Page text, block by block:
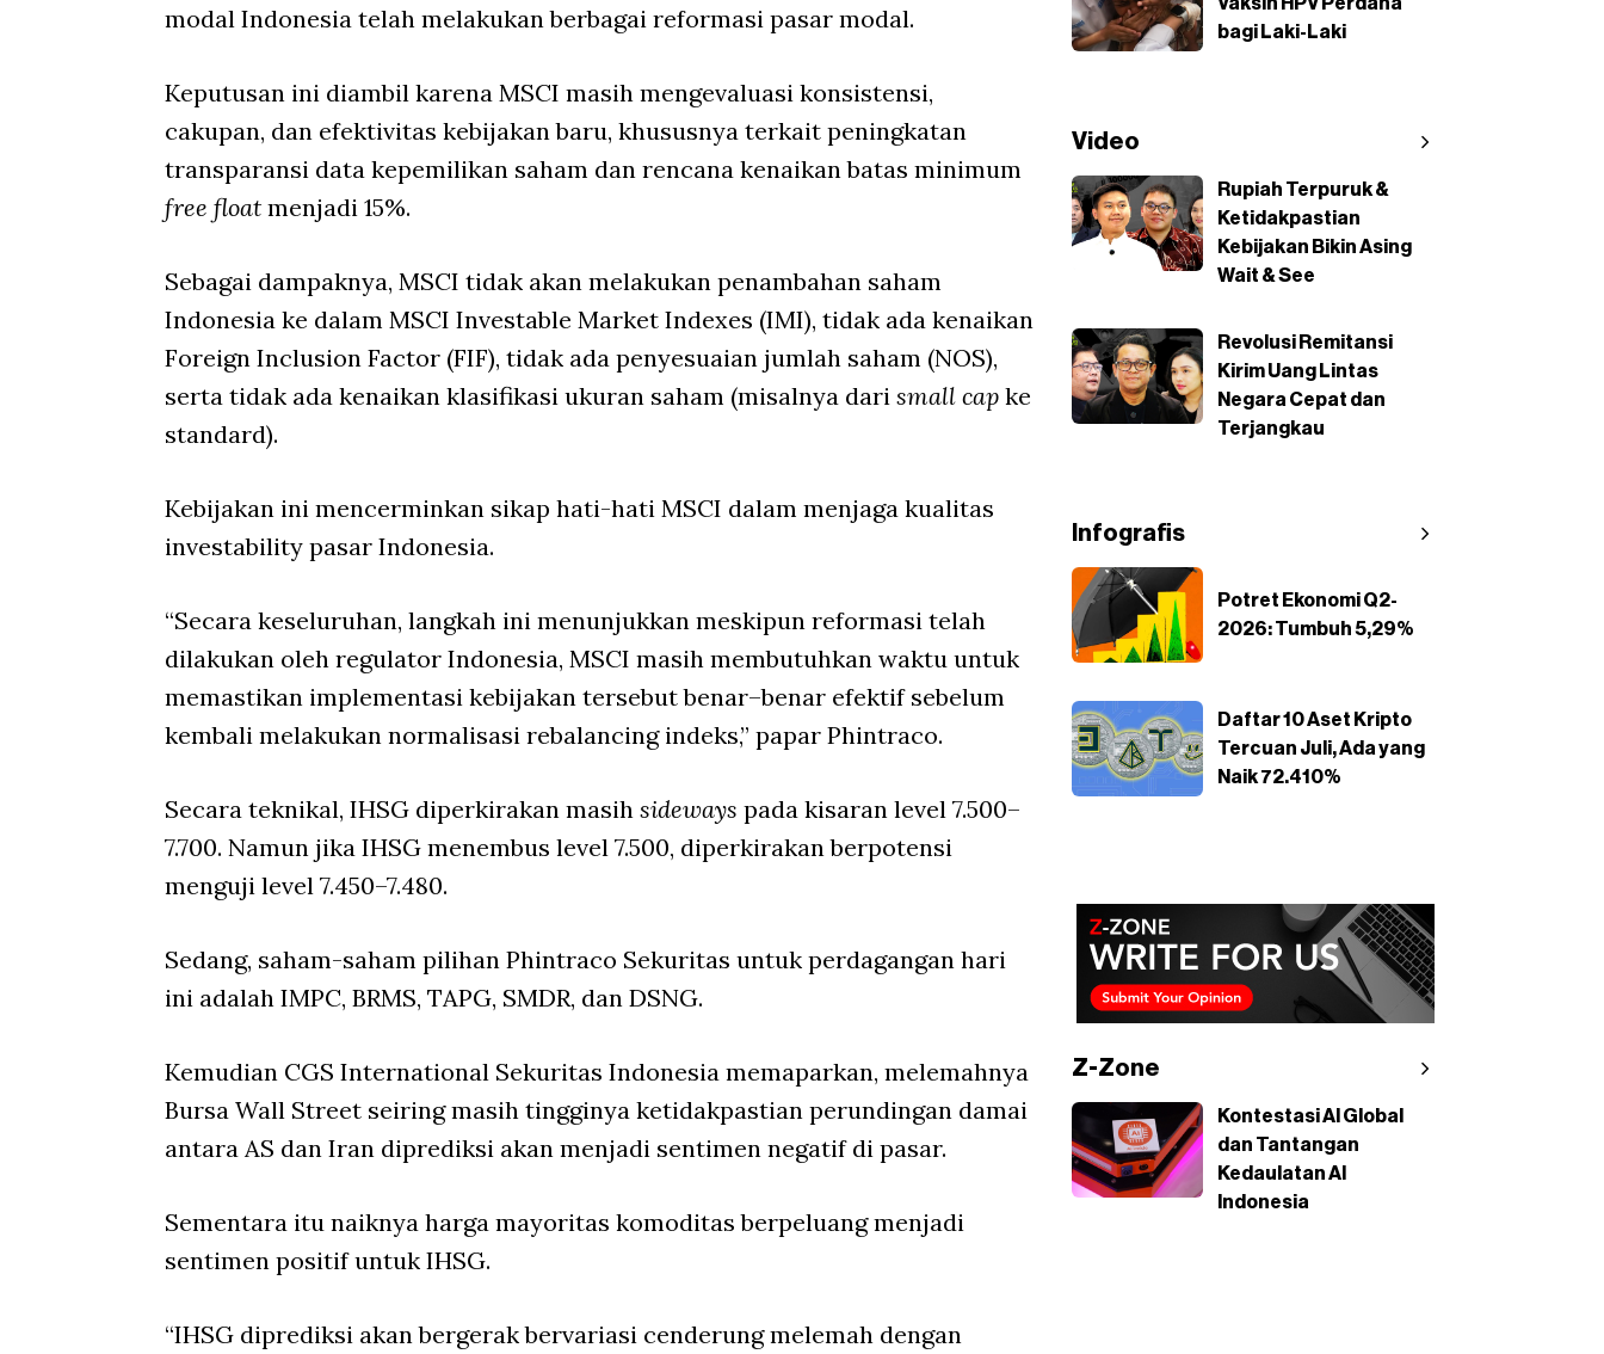
modal Indonesia telah melakukan berbagai reformasi pasar modal.
Keputusan ini diambil karena MSCI masih mengevaluasi konsistensi,
cakupan, dan efektivitas kebijakan baru, khususnya terkait peningkatan
transparansi data kepemilikan saham dan rencana kenaikan batas minimum
free float menjadi 15%.
Sebagai dampaknya, MSCI tidak akan melakukan penambahan saham
Indonesia ke dalam MSCI Investable Market Indexes (IMI), tidak ada kenaikan
Foreign Inclusion Factor (FIF), tidak ada penyesuaian jumlah saham (NOS),
serta tidak ada kenaikan klasifikasi ukuran saham (misalnya dari small cap ke
standard).
Kebijakan ini mencerminkan sikap hati-hati MSCI dalam menjaga kualitas
investability pasar Indonesia.
“Secara keseluruhan, langkah ini menunjukkan meskipun reformasi telah
dilakukan oleh regulator Indonesia, MSCI masih membutuhkan waktu untuk
memastikan implementasi kebijakan tersebut benar–benar efektif sebelum
kembali melakukan normalisasi rebalancing indeks,” papar Phintraco.
Secara teknikal, IHSG diperkirakan masih sideways pada kisaran level 7.500–
7.700. Namun jika IHSG menembus level 7.500, diperkirakan berpotensi
menguji level 7.450–7.480.
Sedang, saham-saham pilihan Phintraco Sekuritas untuk perdagangan hari
ini adalah IMPC, BRMS, TAPG, SMDR, dan DSNG.
Kemudian CGS International Sekuritas Indonesia memaparkan, melemahnya
Bursa Wall Street seiring masih tingginya ketidakpastian perundingan damai
antara AS dan Iran diprediksi akan menjadi sentimen negatif di pasar.
Sementara itu naiknya harga mayoritas komoditas berpeluang menjadi
sentimen positif untuk IHSG.
“IHSG diprediksi akan bergerak bervariasi cenderung melemah dengan
bagi Laki-Laki
Video
Rupiah Terpuruk &
Ketidakpastian
Kebijakan Bikin Asing
Wait & See
Revolusi Remitansi
Kirim Uang Lintas
Negara Cepat dan
Terjangkau
Infografis
Potret Ekonomi Q2-
2026: Tumbuh 5,29%
Daftar 10 Aset Kripto
Tercuan Juli, Ada yang
Naik 72.410%
Z-Zone
Kontestasi AI Global
dan Tantangan
Kedaulatan AI
Indonesia